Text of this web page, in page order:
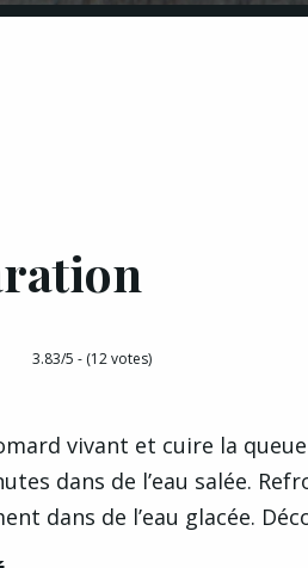
3.83/5 - (12 votes)
vivant et cuire la
dans de l’eau salée.
dans de l’eau glacée.